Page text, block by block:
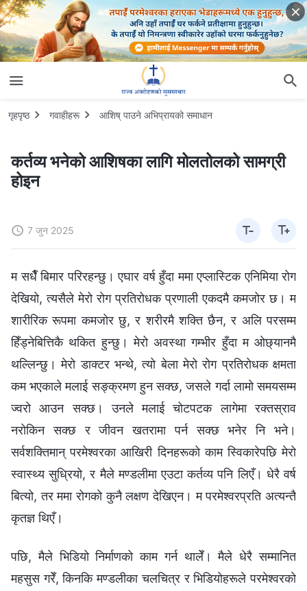
गृहपृष्ठ गवाहीहरू आशिष् पाउने अभिप्रायको समाधान
कर्तव्य भनेको आशिषका लागि मोलतोलको सामग्री
होइन
7 जुन 2025
म सधैँ बिमार परिरहन्छु। एघार वर्ष हुँदा ममा एप्लास्टिक एनिमिया रोग
देखियो, त्यसैले मेरो रोग प्रतिरोधक प्रणाली एकदमै कमजोर छ। म
शारीरिक रूपमा कमजोर छु, र शरीरमै शक्ति छैन, र अलि परसम्म
हिँड्नेबित्तिकै थकित हुन्छु। मेरो अवस्था गम्भीर हुँदा म ओछ्यानमै
थल्लिन्छु। मेरो डाक्टर भन्थे, त्यो बेला मेरो रोग प्रतिरोधक क्षमता
कम भएकाले मलाई सङ्क्रमण हुन सक्छ, जसले गर्दा लामो समयसम्म
ज्वरो आउन सक्छ। उनले मलाई चोटपटक लागेमा रक्तस्राव
नरोकिन सक्छ र जीवन खतरामा पर्न सक्छ भनेर नि भने।
सर्वशक्तिमान् परमेश्‍वरका आखिरी दिनहरूको काम स्विकारेपछि मेरो
स्वास्थ्य सुध्रियो, र मैले मण्डलीमा एउटा कर्तव्य पनि लिएँ। धेरै वर्ष
बित्यो, तर ममा रोगको कुनै लक्षण देखिएन। म परमेश्‍वरप्रति अत्यन्तै
कृतज्ञ थिएँ।
पछि, मैले भिडियो निर्माणको काम गर्न थालेँ। मैले धेरै सम्मानित
महसुस गरेँ, किनकि मण्डलीका चलचित्र र भिडियोहरूले परमेश्‍वरको